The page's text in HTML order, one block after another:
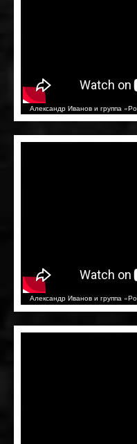
Александр Иванов и группа
Александр Иванов и группа